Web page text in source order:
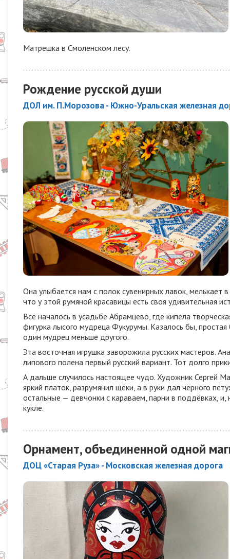
Матрешка в Смоленском лесу.
Рождение русской души
ДОЛ им. П.Морозова - Южно-Уральская железная
Она улыбается нам с полок сувенирных лавок,
что у этой румяной красавицы есть своя удивительная
Всё началось в усадьбе Абрамцево, где кипела
фигурка лысого мудреца Фукурумы. Казалось бы,
один мудрец меньше другого.
Эта восточная игрушка заворожила русских мастеров.
липового полена первый русский вариант. Тот долго
А дальше случилось настоящее чудо. Художник Сергей
яркий платок, разрумянил щёки, а в руки дал чёрного
остальные — девчонки с караваем, парни в поддёвках,
кукле.
Орнамент, объединенной одной
ДОЦ «Старая Руза» - Московская железная дорога